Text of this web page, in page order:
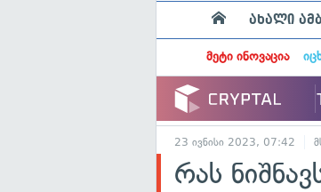
ახალი
მეტი ინოვაცია
23 ივნისი 2023, 07:42
რას